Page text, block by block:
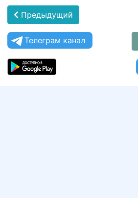
Предыдущий
Телеграм канал